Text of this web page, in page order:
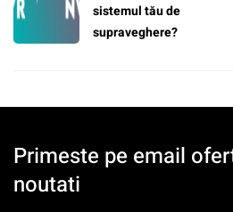
sistemul tău de
supraveghere?
Primeste pe email
noutati